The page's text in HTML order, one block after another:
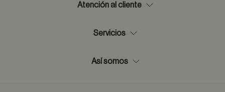
Atención al cliente
Servicios
Así somos